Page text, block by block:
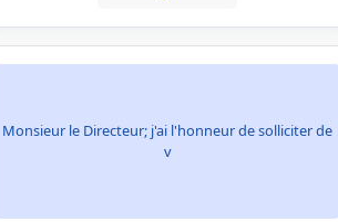
Monsieur le Directeur; j'ai l'honneur de solliciter de
v